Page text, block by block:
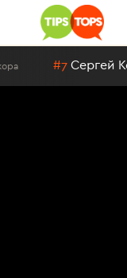
Коваленко